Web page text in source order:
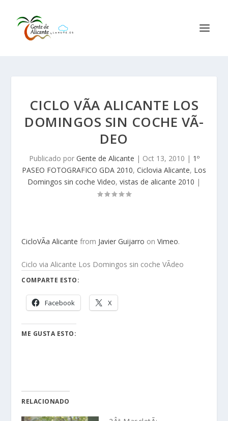
CICLO VÃ­A ALICANTE LOS
DOMINGOS SIN COCHE VÃ­
DEO
Publicado por Gente de Alicante | Oct 13, 2010 | 1º
PASEO FOTOGRAFICO GDA 2010, Ciclovia Alicante, Los
Domingos sin coche Video, vistas de alicante 2010 |
CicloVÃ­a Alicante from Javier Guijarro onVimeo.
Ciclo via Alicante Los Domingos sin coche VÃ­deo
COMPARTE ESTO:
Facebook X
ME GUSTA ESTO:
RELACIONADO